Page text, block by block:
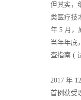
但其实，
类医疗技
年 5 月，
当年年底
查指南 (
2017 年
首例获受